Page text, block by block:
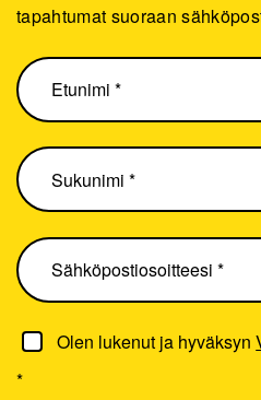
Olen lukenut ja hyväksyn
*
tapahtumat suoraan